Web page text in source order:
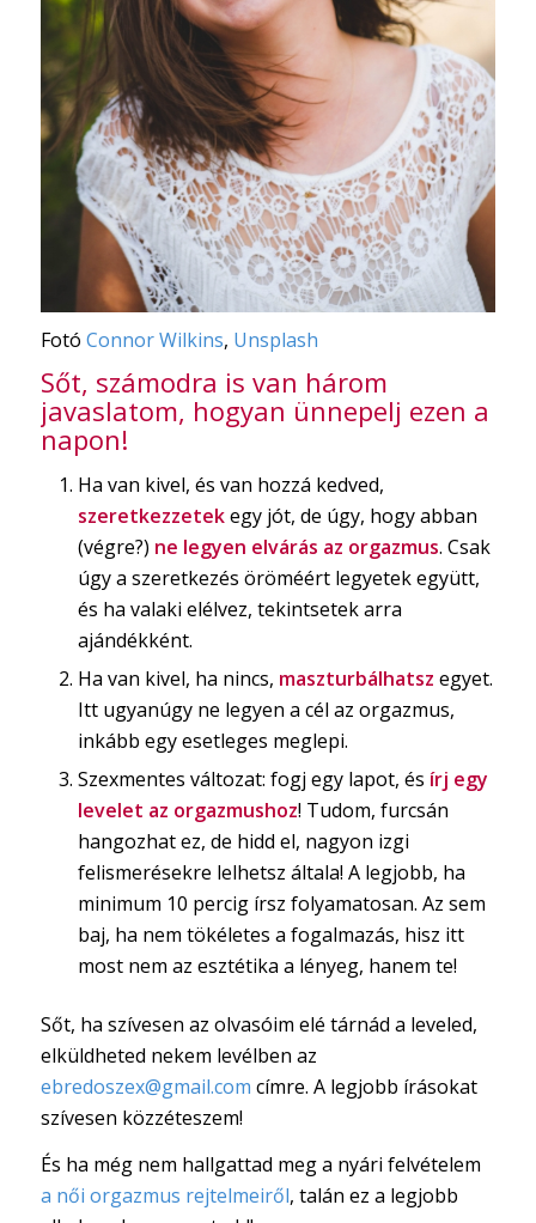
Fotó Connor Wilkins, Unsplash
Sőt, számodra is van három
javaslatom, hogyan ünnepelj ezen a
napon!
Ha van kivel, és van hozzá kedved,
szeretkezzetekegy jót, de úgy, hogy abban
(végre?) ne legyen elvárás az orgazmus. Csak
úgy a szeretkezés öröméért legyetek együtt,
és ha valaki elélvez, tekintsetek arra
ajándékként.
Ha van kivel, ha nincs, maszturbálhatsz egyet.
Itt ugyanúgy ne legyen a cél az orgazmus,
inkább egy esetleges meglepi.
Szexmentes változat: fogj egy lapot, és írj egy
levelet az orgazmushoz! Tudom, furcsán
hangozhat ez, de hidd el, nagyon izgi
felismerésekre lelhetsz általa! A legjobb, ha
minimum 10 percig írsz folyamatosan. Az sem
baj, ha nem tökéletes a fogalmazás, hisz itt
most nem az esztétika a lényeg, hanem te!
Sőt, ha szívesen az olvasóim elé tárnád a leveled,
elküldheted nekem levélben az
ebredoszex@gmail.com címre. A legjobb írásokat
szívesen közzéteszem!
És ha még nem hallgattad meg a nyári felvételem
a női orgazmus rejtelmeiről, talán ez a legjobb